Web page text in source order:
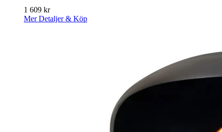
1 609 kr
Mer Detaljer & Köp